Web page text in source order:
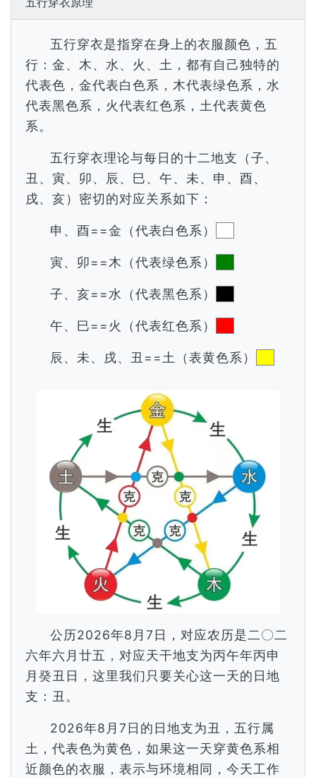
五行穿衣是指穿在身上的衣服颜色，五
行：金、木、水、火、土，都有自己独特的
代表色，金代表白色系，木代表绿色系，水
代表黑色系，火代表红色系，土代表黄色
系。
五行穿衣理论与每日的十二地支（子、
丑、寅、卯、辰、巳、午、未、申、酉、
戌、亥）密切的对应关系如下：
申、酉==金（代表白色系）
寅、卯==木（代表绿色系）
子、亥==水（代表黑色系）
午、巳==火（代表红色系）
辰、未、戌、丑==土（表黄色系）
公历2026年8月7日，对应农历是二〇二
六年六月廿五，对应天干地支为丙午年丙申
月癸丑日，这里我们只要关心这一天的日地
支：丑。
2026年8月7日的日地支为丑，五行属
土，代表色为黄色，如果这一天穿黄色系相
近颜色的衣服，表示与环境相同，今天工作